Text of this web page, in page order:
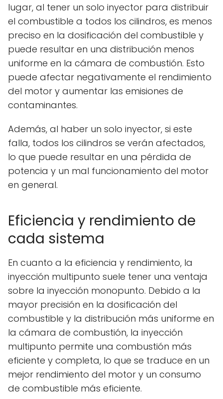
lugar, al tener un solo inyector para distribuir
el combustible a todos los cilindros, es menos
preciso en la dosificación del combustible y
puede resultar en una distribución menos
uniforme en la cámara de combustión. Esto
puede afectar negativamente el rendimiento
del motor y aumentar las emisiones de
contaminantes.
Además, al haber un solo inyector, si este
falla, todos los cilindros se verán afectados,
lo que puede resultar en una pérdida de
potencia y un mal funcionamiento del motor
en general.
Eficiencia y rendimiento de
cada sistema
En cuanto a la eficiencia y rendimiento, la
inyección multipunto suele tener una ventaja
sobre la inyección monopunto. Debido a la
mayor precisión en la dosificación del
combustible y la distribución más uniforme en
la cámara de combustión, la inyección
multipunto permite una combustión más
eficiente y completa, lo que se traduce en un
mejor rendimiento del motor y un consumo
de combustible más eficiente.